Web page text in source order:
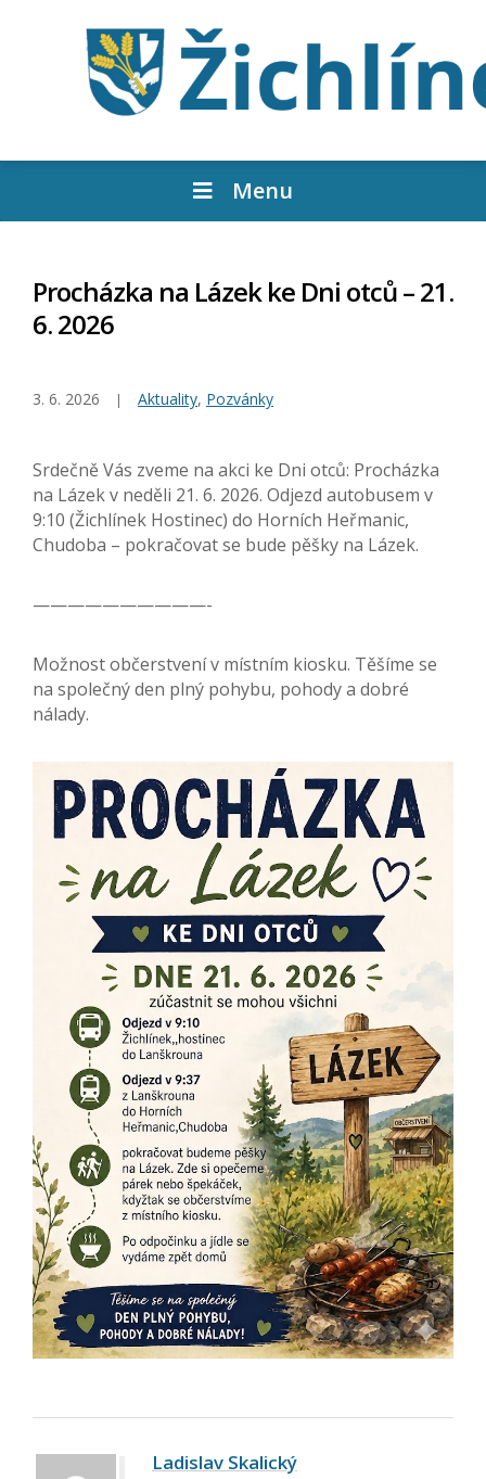
Menu
Procházka na Lázek ke Dni otců – 21.
6. 2026
3. 6. 2026 Aktuality, Pozvánky
Srdečně Vás zveme na akci ke Dni otců: Procházka
na Lázek v neděli 21. 6. 2026. Odjezd autobusem v
9:10 (Žichlínek Hostinec) do Horních Heřmanic,
Chudoba – pokračovat se bude pěšky na Lázek.
——————————-
Možnost občerstvení v místním kiosku. Těšíme se
na společný den plný pohybu, pohody a dobré
nálady.
Ladislav Skalický